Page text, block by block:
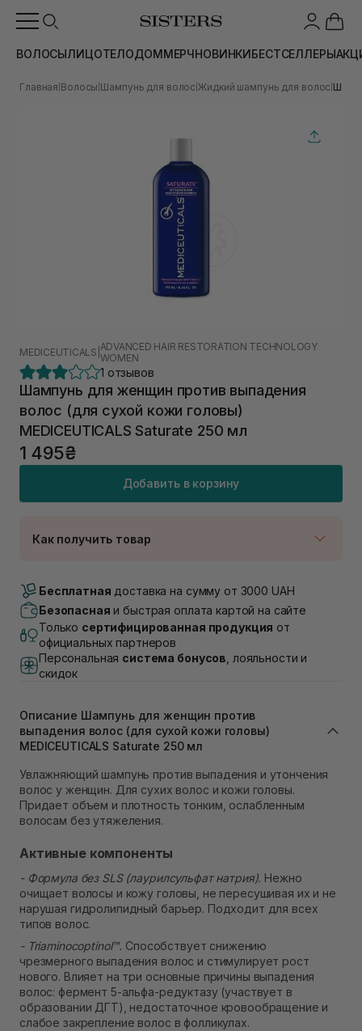
ВОЛОСЫЛИЦОТЕЛОДОММЕРЧНОВИНКИБЕСТСЕЛЛЕРЫ
Главная Волосы Шампунь для волос Жидкий шампунь для волос
MEDICEUTICALS ADVANCED HAIR RESTORATION TECHNOLOGY
WOMEN
1 отзывов
Шампунь для женщин против выпадения
волос (для сухой кожи головы)
MEDICEUTICALS Saturate 250 мл
1 495₴
Добавить в корзину
Как получить товар
В наличии
Самовывоз г. Луцк, Винниченка 4
Самовывоз г. Львов, ул. Академика Подстригача,
1В (Duck's Lake)
Самовывоз г. Львов ул. Степана Бандеры 43
В наличии
Самовывоз Ровно
В наличии
Самовывоз г. Ровно, ул. Кулика и Гудачека 23 (ТЦ
Экватор)
В наличии
Бесплатная доставка на сумму от 3000 UAH
Безопасная и быстрая оплата картой на сайте
Только сертифицированная продукция от
официальных партнеров
Персональная система бонусов , лояльности и
скидок
Описание Шампунь для женщин против
выпадения волос (для сухой кожи головы)
MEDICEUTICALS Saturate 250 мл
Увлажняющий шампунь против выпадения и утончения
волос у женщин. Для сухих волос и кожи головы.
Придает объем и плотность тонким, ослабленным
волосам без утяжеления.
Активные компоненты
- Формула без SLS (лаурилсульфат натрия). Нежно
очищает волосы и кожу головы, не пересушивая их и не
нарушая гидролипидный барьер. Подходит для всех
типов волос.
- Triaminocoptinol™. Способствует снижению
чрезмерного выпадения волос и стимулирует рост
нового. Влияет на три основные причины выпадения
волос: фермент 5-альфа-редуктазу (участвует в
образовании ДГТ), недостаточное кровообращение и
слабое закрепление волос в фолликулах.